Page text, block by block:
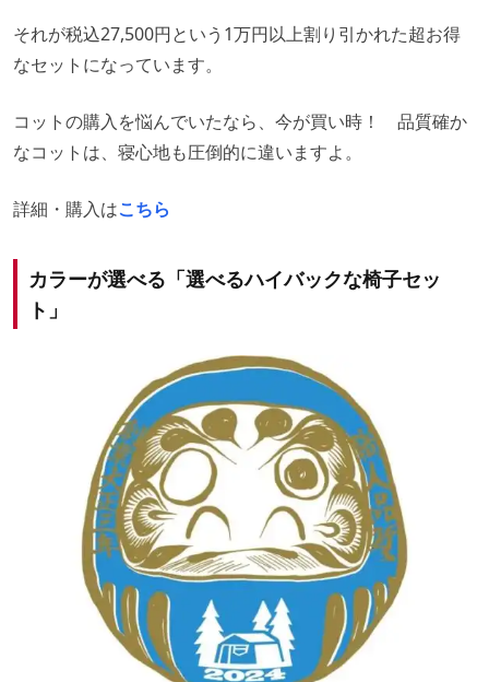
それが税込27,500円という1万円以上割り引かれた超お得
なセットになっています。
コットの購入を悩んでいたなら、今が買い時！ 品質確か
なコットは、寝心地も圧倒的に違いますよ。
詳細・購入はこちら
カラーが選べる「選べるハイバックな椅子セッ
ト」